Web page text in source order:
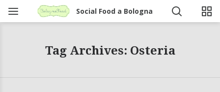
Social Food a Bologna
Tag Archives: Osteria